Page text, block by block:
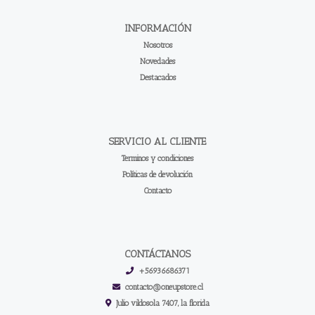
INFORMACIÓN
Nosotros
Novedades
Destacados
SERVICIO AL CLIENTE
Terminos y condiciones
Políticas de devolución
Contacto
CONTÁCTANOS
+56936686371
contacto@oneupstore.cl
Julio vildosola 7407, la florida